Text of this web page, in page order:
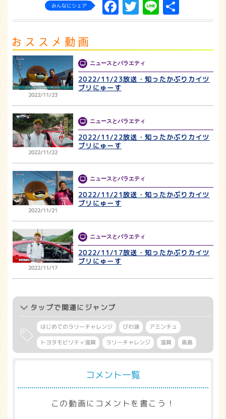
みんなにシェア Facebook
Twitter
Line
有
2022/11/23
ニュースとバラエティ
2022/11/23放送・知ったかぶりカイツ
ブリにゅーす
2022/11/22
ニュースとバラエティ
2022/11/22放送・知ったかぶりカイツ
ブリにゅーす
2022/11/21
ニュースとバラエティ
2022/11/21放送・知ったかぶりカイツ
ブリにゅーす
2022/11/17
ニュースとバラエティ
2022/11/17放送・知ったかぶりカイツ
ブリにゅーす
タップで関連にジャンプ
はじめてのラリーチャレンジ びわ湖
アミンチュ
トヨタモビリティ滋賀
ラリーチャレンジ 滋賀 高島
コメント一覧
この動画にコメントを書こう！